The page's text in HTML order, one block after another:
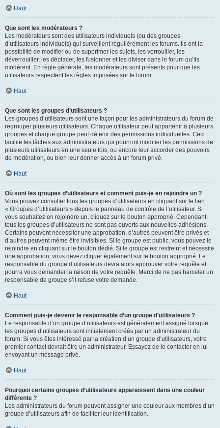
Haut
Que sont les modérateurs ?
Les modérateurs sont des utilisateurs individuels (ou des groupes
d’utilisateurs individuels) qui surveillent régulièrement les forums. Ils ont la
possibilité de modifier ou de supprimer les sujets, les verrouiller, les
déverrouiller, les déplacer, les fusionner et les diviser dans le forum qu’ils
modèrent. En règle générale, les modérateurs sont présents pour que les
utilisateurs respectent les règles imposées sur le forum.
Haut
Que sont les groupes d’utilisateurs ?
Les groupes d’utilisateurs sont une façon pour les administrateurs du forum de
regrouper plusieurs utilisateurs. Chaque utilisateur peut appartenir à plusieurs
groupes et chaque groupe peut détenir des permissions individuelles. Ceci
facilite les tâches aux administrateurs qui pourront modifier les permissions de
plusieurs utilisateurs en une seule fois, ou encore leur accorder des pouvoirs
de modération, ou bien leur donner accès à un forum privé.
Haut
Où sont les groupes d’utilisateurs et comment puis-je en rejoindre un ?
Vous pouvez consulter tous les groupes d’utilisateurs en cliquant sur le lien
« Groupes d’utilisateurs » depuis le panneau de contrôle de l’utilisateur. Si
vous souhaitez en rejoindre un, cliquez sur le bouton approprié. Cependant,
tous les groupes d’utilisateurs ne sont pas ouverts aux nouvelles adhésions.
Certains peuvent nécessiter une approbation, d’autres peuvent être privés et
d’autres peuvent même être invisibles. Si le groupe est public, vous pouvez le
rejoindre en cliquant sur le bouton dédié. Si le groupe est restreint et nécessite
une approbation, vous devez cliquer également sur le bouton approprié. Le
responsable du groupe d’utilisateurs devra alors approuver votre requête et
pourra vous demander la raison de votre requête. Merci de ne pas harceler un
responsable de groupe s’il refuse votre demande.
Haut
Comment puis-je devenir le responsable d’un groupe d’utilisateurs ?
Le responsable d’un groupe d’utilisateurs est généralement assigné lorsque
les groupes d’utilisateurs sont initialement créés par un administrateur du
forum. Si vous êtes intéressé par la création d’un groupe d’utilisateurs, votre
premier contact devrait être un administrateur. Essayez de le contacter en lui
envoyant un message privé.
Haut
Pourquoi certains groupes d’utilisateurs apparaissent dans une couleur
différente ?
Les administrateurs du forum peuvent assigner une couleur aux membres d’un
groupe d’utilisateurs afin de faciliter leur identification.